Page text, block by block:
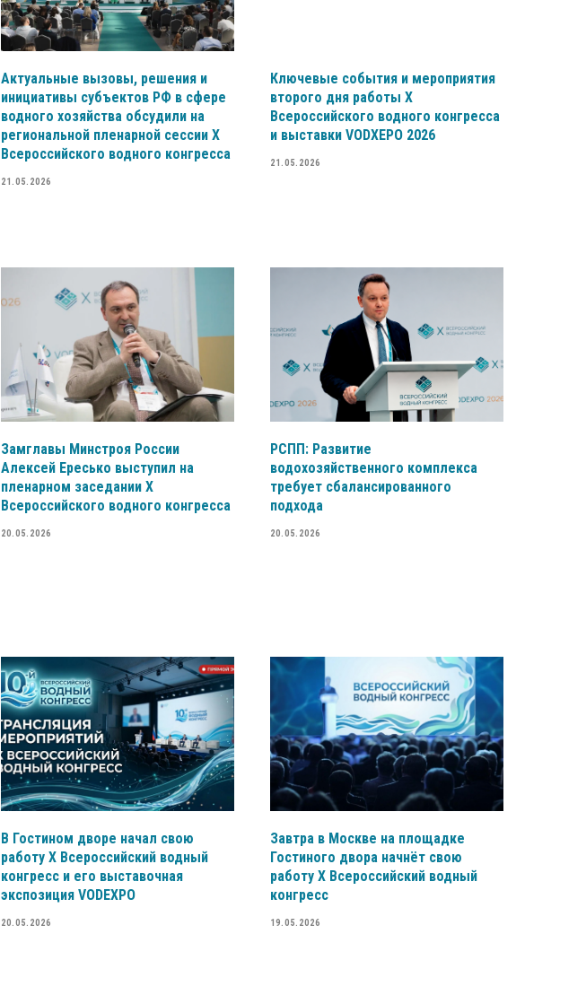
Актуальные вызовы, решения и
инициативы субъектов РФ в сфере
водного хозяйства обсудили на
региональной пленарной сессии X
Всероссийского водного конгресса
21.05.2026
Ключевые события и мероприятия
второго дня работы X
Всероссийского водного конгресса
и выставки VODXEPO 2026
21.05.2026
Замглавы Минстроя России
Алексей Ересько выступил на
пленарном заседании X
Всероссийского водного конгресса
20.05.2026
РСПП: Развитие
водохозяйственного комплекса
требует сбалансированного
подхода
20.05.2026
В Гостином дворе начал свою
работу X Всероссийский водный
конгресс и его выставочная
экспозиция VODEXPO
20.05.2026
Завтра в Москве на площадке
Гостиного двора начнёт свою
работу X Всероссийский водный
конгресс
19.05.2026